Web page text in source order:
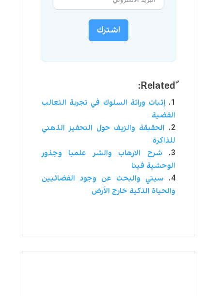
اشترك
ٌRelated:
إثبات وراثة السلوك في تجربة الثعالب
الفضية
الحقيقة والزيف حول التحفيز الذهني
للذاكرة
شرح الارهاب والشر علميا وجذور
الوحشية فينا
سيتي والبحث عن وجود الفضائيين
والحياة الذكية خارج الأرض